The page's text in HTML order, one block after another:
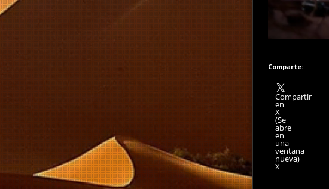
Comparte:
Compartir
en
X
(Se
abre
en
una
ventana
nueva)
X